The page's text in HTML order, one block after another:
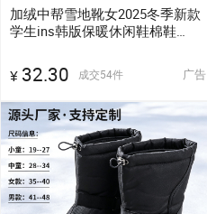
加绒中帮雪地靴女2025冬季新款
学生ins韩版保暖休闲鞋棉鞋
¥ 32.30 成交54件 广告